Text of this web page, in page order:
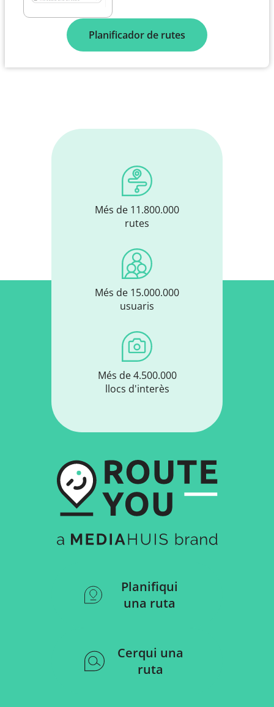
Planificador de rutes
Més de 11.800.000
rutes
Més de 15.000.000
usuaris
Més de 4.500.000
llocs d'interès
Planifiqui
una ruta
Cerqui una
ruta